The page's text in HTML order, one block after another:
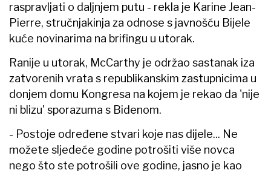
raspravljati o daljnjem putu - rekla je Karine Jean-
Pierre, stručnjakinja za odnose s javnošću Bijele
kuće novinarima na brifingu u utorak.
Ranije u utorak, McCarthy je održao sastanak iza
zatvorenih vrata s republikanskim zastupnicima u
donjem domu Kongresa na kojem je rekao da 'nije
ni blizu' sporazuma s Bidenom.
- Postoje određene stvari koje nas dijele... Ne
možete sljedeće godine potrošiti više novca
nego što ste potrošili ove godine, jasno je kao